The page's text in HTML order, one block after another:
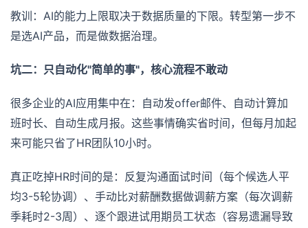
教训：AI的能力上限取决于数据质量的下限。转型第一步不
是选AI产品，而是做数据治理。
坑二：只自动化"简单的事"，核心流程不敢动
很多企业的AI应用集中在：自动发offer邮件、自动计算加
班时长、自动生成月报。这些事情确实省时间，但每月加起
来可能只省了HR团队10小时。
真正吃掉HR时间的是：反复沟通面试时间（每个候选人平
均3-5轮协调）、手动比对薪酬数据做调薪方案（每次调薪
季耗时2-3周）、逐个跟进试用期员工状态（容易遗漏导致